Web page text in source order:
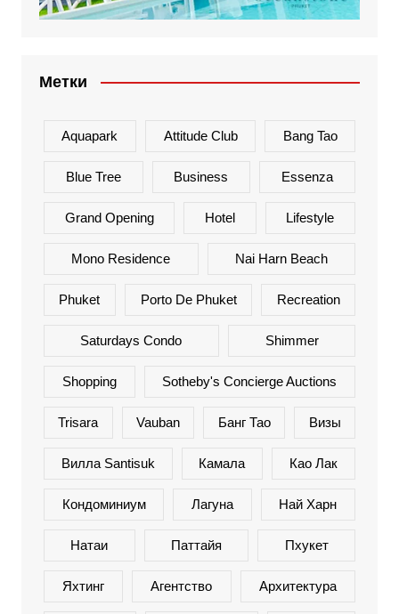
Метки
Aquapark Attitude Club Bang Tao
Blue Tree Business Essenza
Grand Opening Hotel Lifestyle
Mono Residence Nai Harn Beach
Phuket Porto De Phuket Recreation
Saturdays Condo Shimmer
Shopping Sotheby's Concierge Auctions
Trisara Vauban Банг Тао Визы
Вилла Santisuk Камала Као Лак
Кондоминиум Лагуна Най Харн
Натаи Паттайя Пхукет
Яхтинг Агентство Архитектура